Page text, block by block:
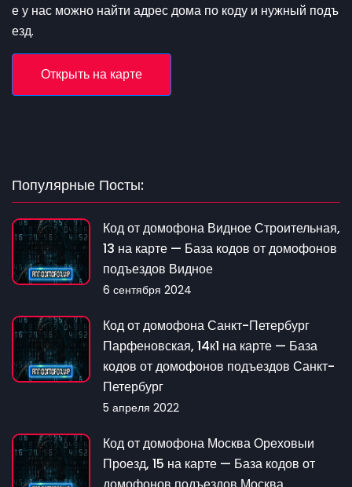
е у нас можно найти адрес дома по коду и нужный подъ
езд.
Открыть на карте
Популярные Посты:
Код от домофона Видное Строительная,
13 на карте — База кодов от домофонов
подъездов Видное
6 сентября 2024
Код от домофона Санкт-Петербург
Парфеновская, 14к1 на карте — База
кодов от домофонов подъездов Санкт-
Петербург
5 апреля 2022
Код от домофона Москва Ореховыи
Проезд, 15 на карте — База кодов от